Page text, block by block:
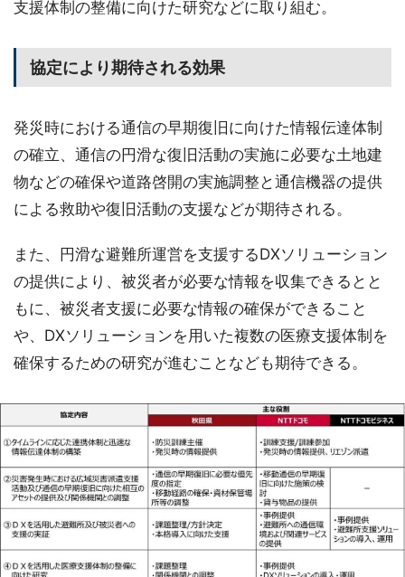
支援体制の整備に向けた研究などに取り組む。
協定により期待される効果
発災時における通信の早期復旧に向けた情報伝達体制
の確立、通信の円滑な復旧活動の実施に必要な土地建
物などの確保や道路啓開の実施調整と通信機器の提供
による救助や復旧活動の支援などが期待される。
また、円滑な避難所運営を支援するDXソリューション
の提供により、被災者が必要な情報を収集できるとと
もに、被災者支援に必要な情報の確保ができること
や、DXソリューションを用いた複数の医療支援体制を
確保するための研究が進むことなども期待できる。